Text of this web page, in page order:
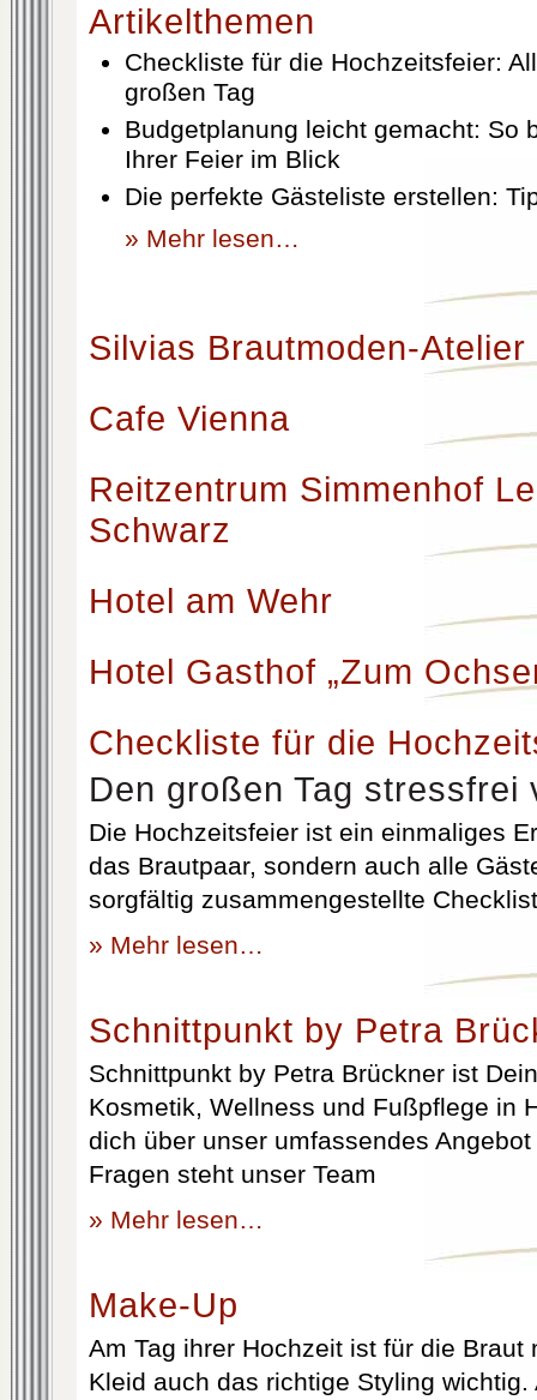
Artikelthemen
Checkliste für die Hochzeitsfeier:
großen Tag
Budgetplanung leicht gemacht: So
Ihrer Feier im Blick
Die perfekte Gästeliste erstellen:
» Mehr lesen…
Silvias Brautmoden-Atelier
Cafe Vienna
Reitzentrum Simmenhof
Schwarz
Hotel am Wehr
Hotel Gasthof „Zum
Checkliste für die
Den großen Tag stressfrei
Die Hochzeitsfeier ist ein einmaliges
das Brautpaar, sondern auch alle
sorgfältig zusammengestellte
» Mehr lesen…
Schnittpunkt by Petra
Schnittpunkt by Petra Brückner ist
Kosmetik, Wellness und Fußpflege in
dich über unser umfassendes
Fragen steht unser Team
» Mehr lesen…
Make-Up
Am Tag ihrer Hochzeit ist für die Braut
Kleid auch das richtige Styling